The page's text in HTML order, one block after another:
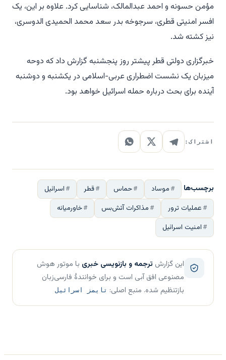
مؤمن حسونه و احمد عبدالمالک، شناسایی کرد. علاوه بر این، یک
افسر امنیتی قطری، سرجوخه بدر سعد محمد الحمیدی الدوسری،
نیز کشته شد.
خبرگزاری دولتی قطر پیشتر روز پنجشنبه گزارش داد که دوحه
میزبان یک نشست اضطراری عربی-اسلامی در یکشنبه و دوشنبه
آینده برای بحث درباره حمله اسرائیل خواهد بود.
اشتراک:
برچسب‌ها موساد حماس قطر
اسرائیل
عملیات ترور
مذاکرات آتش‌بس
خاورمیانه
امنیت اسرائیل
این گزارش ترجمه و بازنویسی خبری با موتور هوش
مصنوعی افق آبی است و برای خوانندهٔ فارسی‌زبان
بازتنظیم شده. منبع اصلی: تایمز اسرائیل